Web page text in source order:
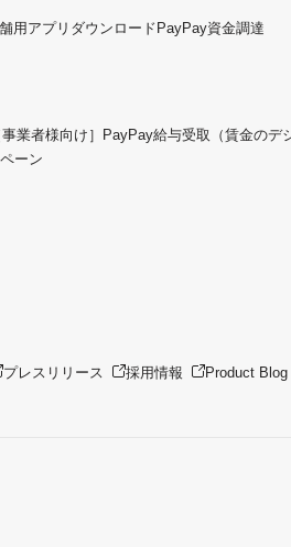
用アプリダウンロード PayPay資金調達
事業者様向け］PayPay給与受取（賃金のデ
ーン
プレスリリース 採用情報 Product Blog